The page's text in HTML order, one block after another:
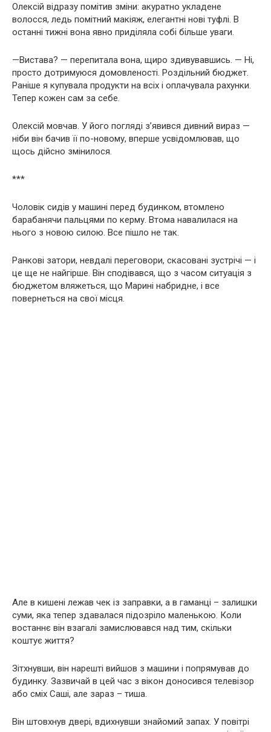
Олексій відразу помітив зміни: акуратно укладене
волосся, ледь помітний макіяж, елегантні нові туфлі. В
останні тижні вона явно приділяла собі більше уваги.
—Вистава? — перепитала вона, щиро здивувавшись. — Ні,
просто дотримуюся домовленості. Роздільний бюджет.
Раніше я купувала продукти на всіх і оплачувала рахунки.
Тепер кожен сам за себе.
Олексій мовчав. У його погляді з’явився дивний вираз —
ніби він бачив її по-новому, вперше усвідомлював, що
щось дійсно змінилося.
***
Чоловік сидів у машині перед будинком, втомлено
барабанячи пальцями по керму. Втома навалилася на
нього з новою силою. Все пішло не так.
Ранкові затори, невдалі переговори, скасовані зустрічі — і
це ще не найгірше. Він сподівався, що з часом ситуація з
бюджетом вляжеться, що Марині набридне, і все
повернеться на свої місця.
Але в кишені лежав чек із заправки, а в гаманці – залишки
суми, яка тепер здавалася підозріло маленькою. Коли
востаннє він взагалі замислювався над тим, скільки
коштує життя?
Зітхнувши, він нарешті вийшов з машини і попрямував до
будинку. Зазвичай в цей час з вікон доносився телевізор
або сміх Саші, але зараз – тиша.
Він штовхнув двері, вдихнувши знайомий запах. У повітрі